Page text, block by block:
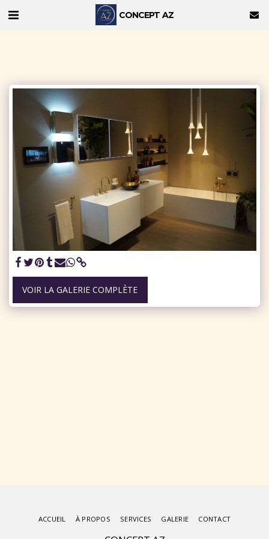
CONCEPT AZ
VOIR LA GALERIE COMPLÈTE
ACCUEIL À PROPOS SERVICES GALERIE CONTACT